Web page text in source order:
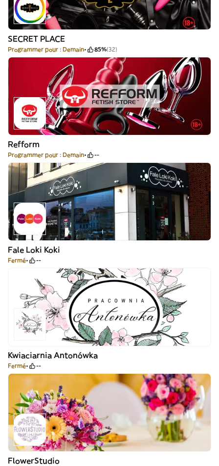
SECRET PLACE
Programmer pour : Demain 85%(32)
Refform
Programmer pour : Demain --
Fale Loki Koki
Fermé --
Kwiaciarnia Antonówka
Fermé --
FlowerStudio